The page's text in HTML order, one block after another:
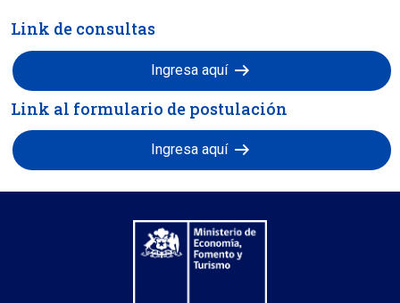
Link de consultas
Ingresa aquí arrow_right_alt
Link al formulario de postulación
Ingresa aquí arrow_right_alt